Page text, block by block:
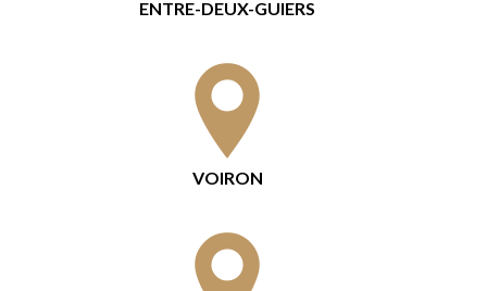
ENTRE-DEUX-GUIERS
VOIRON